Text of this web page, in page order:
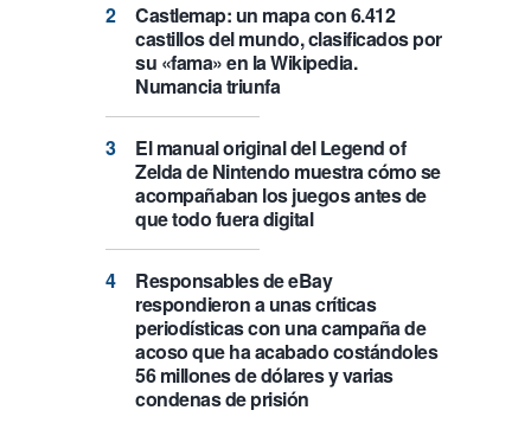
Castlemap: un mapa con 6.412
castillos del mundo, clasificados por
su «fama» en la Wikipedia.
Numancia triunfa
El manual original del Legend of
Zelda de Nintendo muestra cómo se
acompañaban los juegos antes de
que todo fuera digital
Responsables de eBay
respondieron a unas críticas
periodísticas con una campaña de
acoso que ha acabado costándoles
56 millones de dólares y varias
condenas de prisión